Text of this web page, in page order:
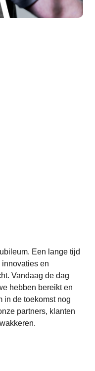
Een lange tijd
en
Vandaag de dag
hebben bereikt en
in de toekomst nog
partners, klanten